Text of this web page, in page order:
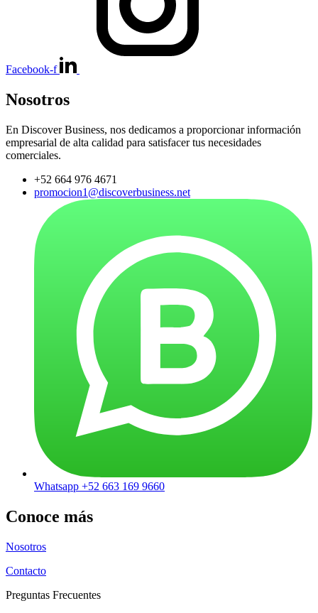
Facebook-f
Nosotros
En Discover Business, nos dedicamos a proporcionar información
empresarial de alta calidad para satisfacer tus necesidades
comerciales.
+52 664 976 4671
promocion1@discoverbusiness.net
Whatsapp +52 663 169 9660
Conoce más
Nosotros
Contacto
Preguntas Frecuentes